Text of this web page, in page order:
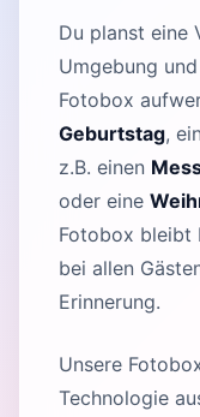
Du planst eine
Umgebung
Fotobox
Geburtstag,
z.B. einen
oder eine
Fotobox bleibt
bei allen
Erinnerung.
Unsere
Technologie